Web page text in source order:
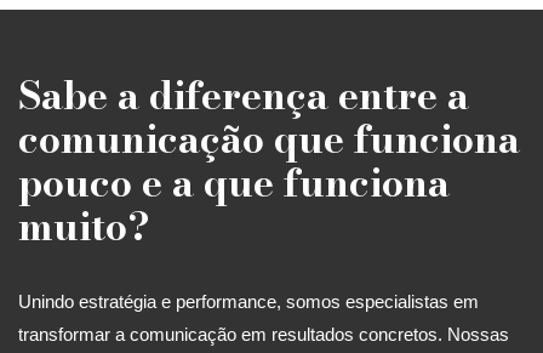
Sabe a diferença entre a
comunicação que funciona
pouco e a que funciona
muito?
Unindo estratégia e performance, somos especialistas em
transformar a comunicação em resultados concretos. Nossas